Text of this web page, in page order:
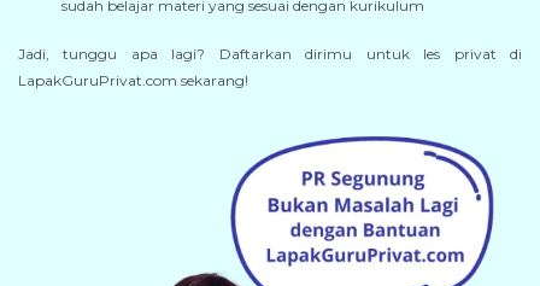
sudah belajar materi yang sesuai dengan kurikulum
Jadi, tunggu apa lagi? Daftarkan dirimu untuk les privat di
LapakGuruPrivat.com sekarang!